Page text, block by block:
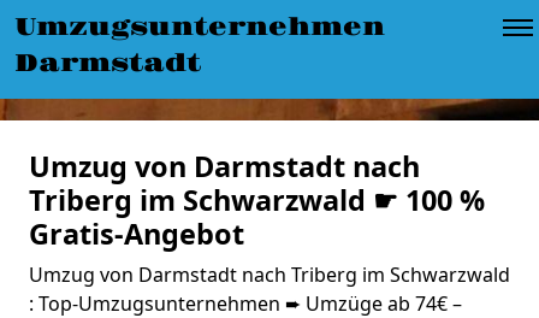
Umzugsunternehmen
Darmstadt
Umzug von Darmstadt nach
Triberg im Schwarzwald ☛ 100 %
Gratis-Angebot
Umzug von Darmstadt nach Triberg im Schwarzwald
: Top-Umzugsunternehmen ➨ Umzüge ab 74€ –